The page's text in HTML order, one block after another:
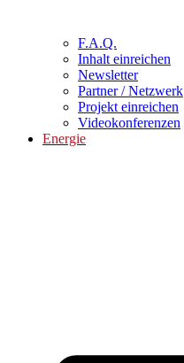
F.A.Q.
Inhalt einreichen
Newsletter
Partner / Netzwerk
Projekt einreichen
Videokonferenzen
Energie